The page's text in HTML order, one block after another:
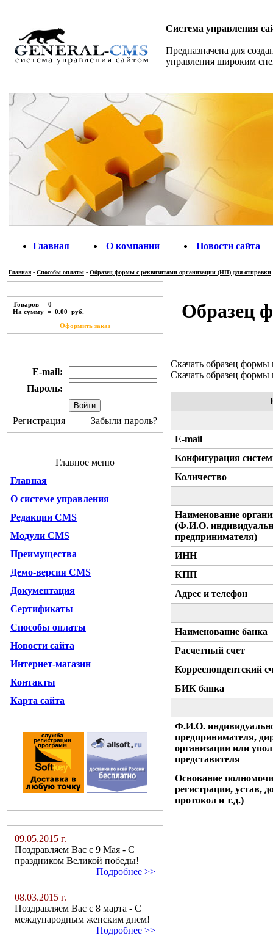
Система управления
Предназначена для
управления широким
Главная О компании Новости сайта
Главная - Способы оплаты - Образец формы с реквизитами организации (ИП) для отправки
Товаров = 0
На сумму = 0.00 руб.
Оформить заказ
E-mail:
Пароль:
Регистрация Забыли пароль?
Главное меню
Главная
О системе управления
Редакции CMS
Модули CMS
Преимущества
Демо-версия CMS
Документация
Сертификаты
Способы оплаты
Новости сайта
Интернет-магазин
Контакты
Карта сайта
09.05.2015 г.
Поздравляем Вас с 9 Мая - С
праздником Великой победы!
Подробнее >>
08.03.2015 г.
Поздравляем Вас с 8 марта - С
международным женским днем!
Подробнее >>
Образец
Скачать образец
Скачать образец
E-mail
Конфигурация
Количество
Наименование
(Ф.И.О.
предпринимателя)
ИНН
КПП
Адрес и телефон
Наименование банка
Расчетный счет
Корреспондентский
БИК банка
Ф.И.О.
предпринимателя,
организации или
представителя
Основание
регистрации, устав,
протокол и т.д.)